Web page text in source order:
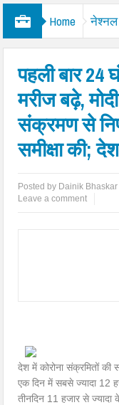
Home नेश्नल
पहली बार 24
मरीज बढ़े,
संक्रमण से
समीक्षा की;
Posted by Dainik Bhaskar
Leave a comment
देश में कोरोना संक्रमितों
एक दिन में सबसे ज्यादा 12
तीनदिन 11 हजार से